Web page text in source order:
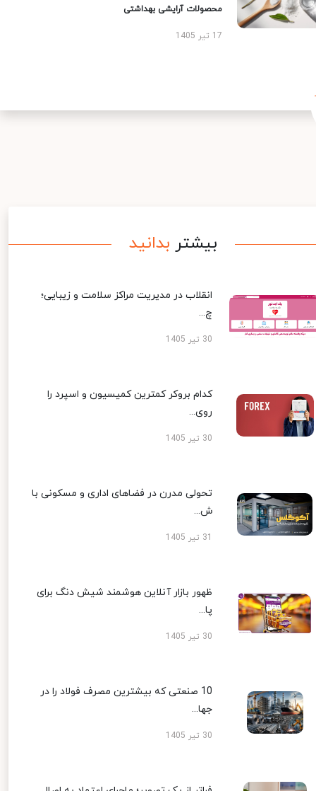
محصولات آرایشی بهداشتی
17 تیر 1405
بیشتر بدانید
انقلاب در مدیریت مراکز سلامت و زیبایی؛
چ...
30 تیر 1405
کدام بروکر کمترین کمیسیون و اسپرد را
روی...
30 تیر 1405
تحولی مدرن در فضاهای اداری و مسکونی با
ش...
ظهور بازار آنلاین هوشمند شیش دنگ برای
پا...
30 تیر 1405
10 صنعتی که بیشترین مصرف فولاد را در
جها...
30 تیر 1405